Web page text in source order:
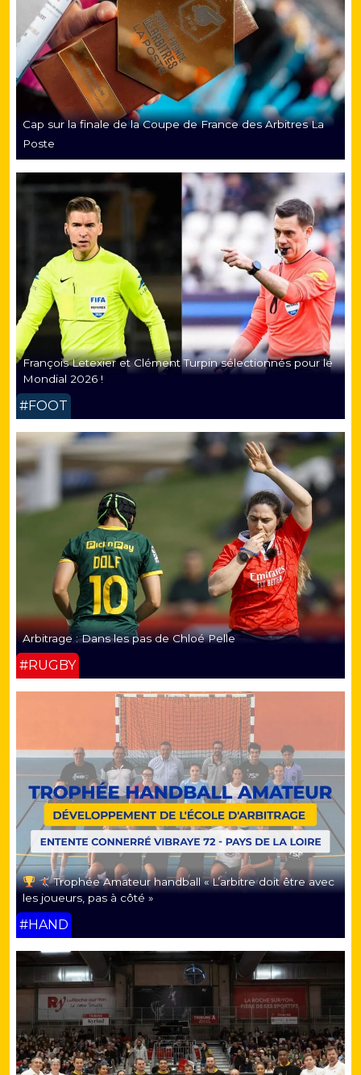
Cap sur la finale de la Coupe de France des Arbitres La
Poste
François Letexier et Clément Turpin sélectionnés pour le
Mondial 2026 !
#FOOT
Arbitrage : Dans les pas de Chloé Pelle
#RUGBY
Trophée Amateur handball « L’arbitre doit être avec
les joueurs, pas à côté »
#HAND